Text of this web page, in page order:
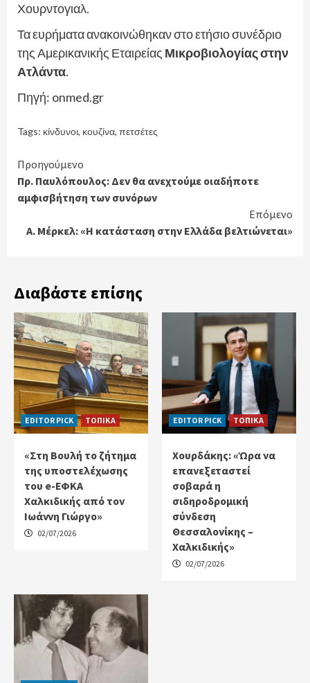
Χουρντογιαλ.
Τα ευρήματα ανακοινώθηκαν στο ετήσιο συνέδριο
της Αμερικανικής Εταιρείας Μικροβιολογίας στην
Ατλάντα.
Πηγή: onmed.gr
Tags: κίνδυνοι, κουζίνα, πετσέτες
Continue
Reading
Προηγούμενο
Πρ. Παυλόπουλος: Δεν θα ανεχτούμε οιαδήποτε
αμφισβήτηση των συνόρων
Επόμενο
Α. Μέρκελ: «Η κατάσταση στην Ελλάδα βελτιώνεται»
Διαβάστε επίσης
EDITOR PICK ΤΟΠΙΚΑ
«Στη Βουλή το ζήτημα
της υποστελέχωσης
του e-ΕΦΚΑ
Χαλκιδικής από τον
Ιωάννη Γιώργο»
02/07/2026
EDITOR PICK ΤΟΠΙΚΑ
Χουρδάκης: «Ώρα να
επανεξεταστεί
σοβαρά η
σιδηροδρομική
σύνδεση
Θεσσαλονίκης –
Χαλκιδικής»
02/07/2026